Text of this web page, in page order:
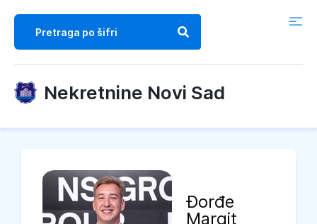
Nekretnine Novi Sad
Đorđe
Margit